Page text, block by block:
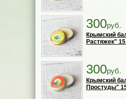
300руб.
Крымский
Растяжек" 15
300руб.
Крымский
Простуды"